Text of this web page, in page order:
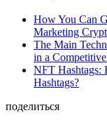
How You Can
Marketing
The Main
in a
NFT Hashtags:
Hashtags?
поделиться